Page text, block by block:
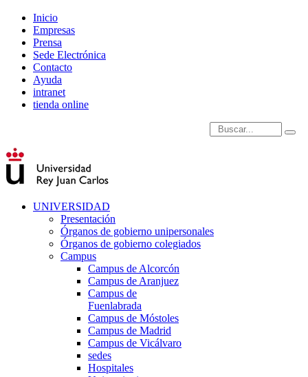
Inicio
Empresas
Prensa
Sede Electrónica
Contacto
Ayuda
intranet
tienda online
Introduce términos de
UNIVERSIDAD
Presentación
Órganos de gobierno unipersonales
Órganos de gobierno colegiados
Campus
Campus de Alcorcón
Campus de Aranjuez
Campus de
Fuenlabrada
Campus de Móstoles
Campus de Madrid
Campus de Vicálvaro
sedes
Hospitales